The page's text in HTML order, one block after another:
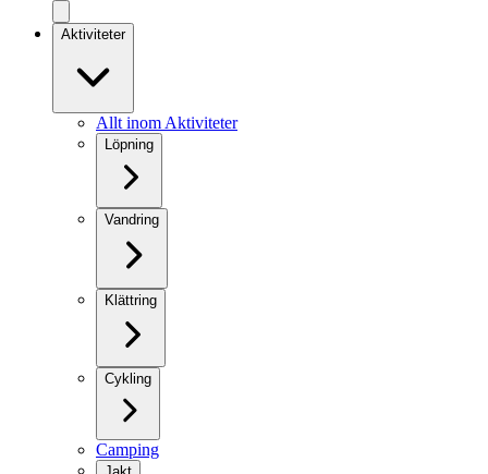
Aktiviteter
Allt inom Aktiviteter
Löpning
Vandring
Klättring
Cykling
Camping